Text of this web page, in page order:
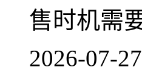
售时机需
2026-07-